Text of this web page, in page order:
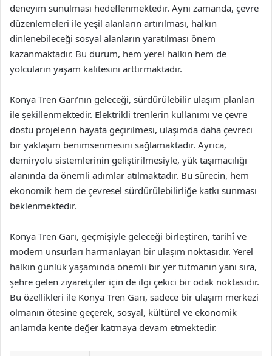
deneyim sunulması hedeflenmektedir. Aynı zamanda, çevre
düzenlemeleri ile yeşil alanların artırılması, halkın
dinlenebileceği sosyal alanların yaratılması önem
kazanmaktadır. Bu durum, hem yerel halkın hem de
yolcuların yaşam kalitesini arttırmaktadır.
Konya Tren Garı’nın geleceği, sürdürülebilir ulaşım planları
ile şekillenmektedir. Elektrikli trenlerin kullanımı ve çevre
dostu projelerin hayata geçirilmesi, ulaşımda daha çevreci
bir yaklaşım benimsenmesini sağlamaktadır. Ayrıca,
demiryolu sistemlerinin geliştirilmesiyle, yük taşımacılığı
alanında da önemli adımlar atılmaktadır. Bu sürecin, hem
ekonomik hem de çevresel sürdürülebilirliğe katkı sunması
beklenmektedir.
Konya Tren Garı, geçmişiyle geleceği birleştiren, tarihî ve
modern unsurları harmanlayan bir ulaşım noktasıdır. Yerel
halkın günlük yaşamında önemli bir yer tutmanın yanı sıra,
şehre gelen ziyaretçiler için de ilgi çekici bir odak noktasıdır.
Bu özellikleri ile Konya Tren Garı, sadece bir ulaşım merkezi
olmanın ötesine geçerek, sosyal, kültürel ve ekonomik
anlamda kente değer katmaya devam etmektedir.